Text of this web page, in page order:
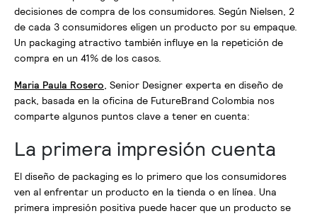
decisiones de compra de los consumidores. Según Nielsen, 2
de cada 3 consumidores eligen un producto por su empaque.
Un packaging atractivo también influye en la repetición de
compra en un 41% de los casos.
Maria Paula Rosero, Senior Designer experta en diseño de
pack, basada en la oficina de FutureBrand Colombia nos
comparte algunos puntos clave a tener en cuenta:
La primera impresión cuenta
El diseño de packaging es lo primero que los consumidores
ven al enfrentar un producto en la tienda o en línea. Una
primera impresión positiva puede hacer que un producto se